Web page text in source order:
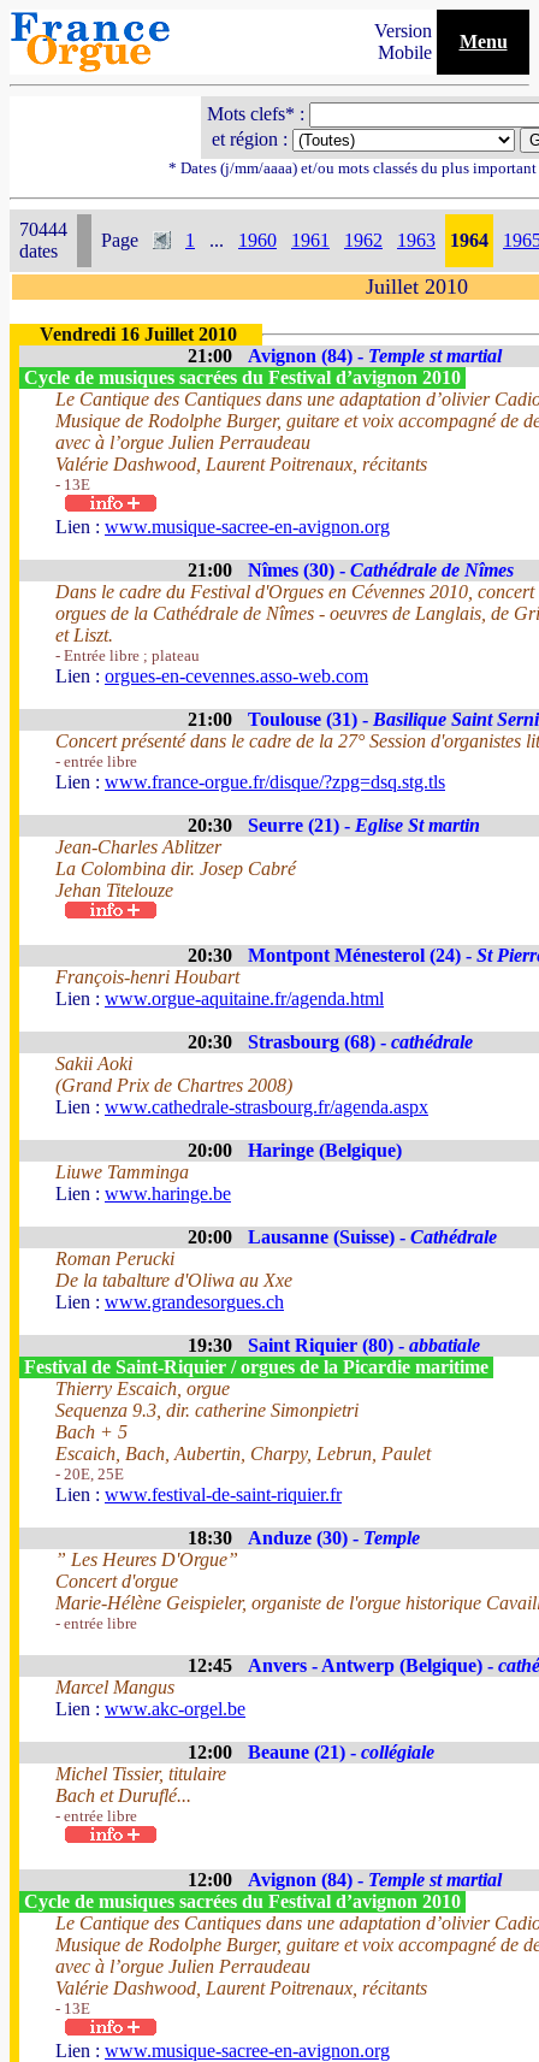
Version
Mobile
Menu
Mots clefs* :
et région :
* Dates (j/mm/aaaa) et/ou mots classés du plus
70444
dates
Page 1 ... 1960 1961 1962 1963 1964
Juillet 2010
Vendredi 16 Juillet 2010
21:00
Avignon (84) - Temple st martial
Cycle de musiques sacrées du Festival d’avignon 2010
Le Cantique des Cantiques dans une adaptation d’olivier
Musique de Rodolphe Burger, guitare et voix accompagné de
avec à l’orgue Julien Perraudeau
Valérie Dashwood, Laurent Poitrenaux, récitants
- 13E
Lien : www.musique-sacree-en-avignon.org
21:00 Nîmes (30) - Cathédrale de Nîmes
Dans le cadre du Festival d'Orgues en Cévennes 2010,
orgues de la Cathédrale de Nîmes - oeuvres de Langlais, de
et Liszt.
- Entrée libre ; plateau
Lien : orgues-en-cevennes.asso-web.com
21:00 Toulouse (31) - Basilique Saint
Concert présenté dans le cadre de la 27° Session d'organistes
- entrée libre
Lien : www.france-orgue.fr/disque/?zpg=dsq.stg.tls
20:30 Seurre (21) - Eglise St martin
Jean-Charles Ablitzer
La Colombina dir. Josep Cabré
Jehan Titelouze
20:30 Montpont Ménesterol (24) - St
François-henri Houbart
Lien : www.orgue-aquitaine.fr/agenda.html
20:30 Strasbourg (68) - cathédrale
Sakii Aoki
(Grand Prix de Chartres 2008)
Lien : www.cathedrale-strasbourg.fr/agenda.aspx
20:00
Haringe (Belgique)
Liuwe Tamminga
Lien : www.haringe.be
20:00 Lausanne (Suisse) - Cathédrale
Roman Perucki
De la tabalture d'Oliwa au Xxe
Lien : www.grandesorgues.ch
19:30 Saint Riquier (80) - abbatiale
Festival de Saint-Riquier / orgues de la Picardie maritime
Thierry Escaich, orgue
Sequenza 9.3, dir. catherine Simonpietri
Bach + 5
Escaich, Bach, Aubertin, Charpy, Lebrun, Paulet
- 20E, 25E
Lien : www.festival-de-saint-riquier.fr
18:30 Anduze (30) - Temple
” Les Heures D'Orgue”
Concert d'orgue
Marie-Hélène Geispieler, organiste de l'orgue historique
- entrée libre
12:45 Anvers - Antwerp (Belgique) -
Marcel Mangus
Lien : www.akc-orgel.be
12:00 Beaune (21) - collégiale
Michel Tissier, titulaire
Bach et Duruflé...
- entrée libre
12:00 Avignon (84) - Temple st martial
Cycle de musiques sacrées du Festival d’avignon 2010
Le Cantique des Cantiques dans une adaptation d’olivier
Musique de Rodolphe Burger, guitare et voix accompagné de
avec à l’orgue Julien Perraudeau
Valérie Dashwood, Laurent Poitrenaux, récitants
- 13E
Lien : www.musique-sacree-en-avignon.org